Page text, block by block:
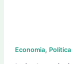
Economia, Politica
sindacati
si